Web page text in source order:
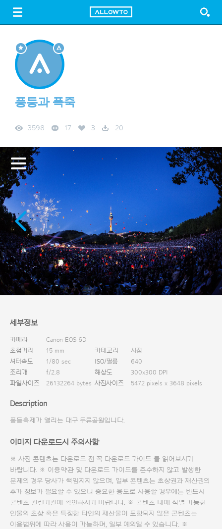
FREE DOWNLOAD
풍등과 폭죽
3598 17 3 20
세부정보
카메라
Canon EOS 6D
초첨거리
15 mm 카테고리
시점
셔터속도
1/80 sec ISO/필름
640
조리개
f/2.8 해상도
300x300 DPI
파일사이즈
26132264 bytes 사진사이즈 5472 pixels x 3648 pixels
Description
풍등축제가 열리는 대구 두류공원입니다.
이미지 다운로드시 주의사항
※ 사진 콘텐츠는 다운로드 전 꼭 다운로드 가이드 를 읽어보시기
바랍니다. ※ 이용약관 및 다운로드 가이드를 준수하지 않고 발생한
문제의 경우 당사가 책임지지 않으며, 일부 콘텐츠는 초상권과 재산권의
추가 정보가 필요할 수 있으니 중요한 용도로 사용할 경우에는 반드시
콘텐츠 관련기관에 확인하시기 바랍니다. ※ 콘텐츠 내에 식별 가능한
인물의 초상 혹은 특정한 타인의 재산물이 포함되지 않은 콘텐츠는
이용범위에 따라 사용이 가능하며, 일부 예외일 수 있습니다. ※